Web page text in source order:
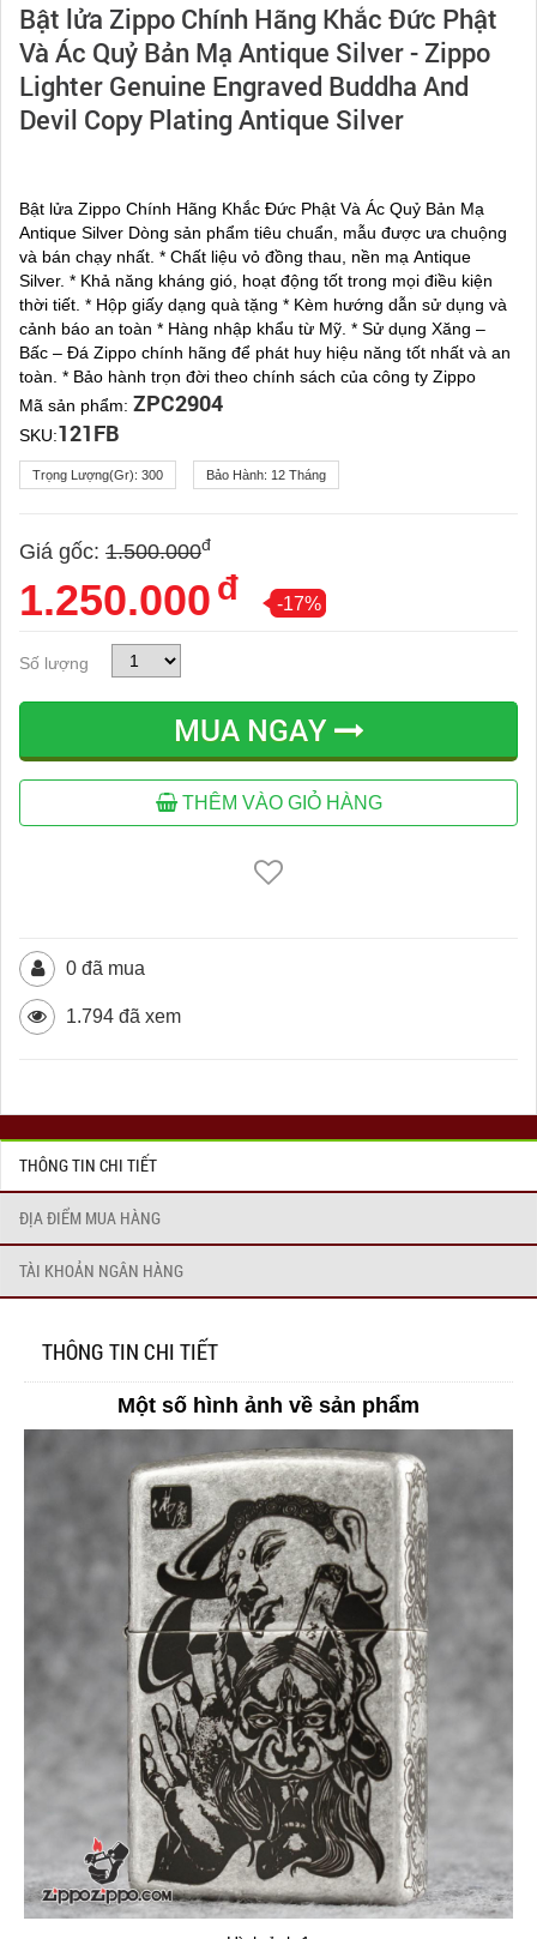
Bật lửa Zippo Chính Hãng Khắc Đức Phật
Và Ác Quỷ Bản Mạ Antique Silver - Zippo
Lighter Genuine Engraved Buddha And
Devil Copy Plating Antique Silver
Bật lửa Zippo Chính Hãng Khắc Đức Phật Và Ác Quỷ Bản Mạ
Antique Silver Dòng sản phẩm tiêu chuẩn, mẫu được ưa chuộng
và bán chạy nhất. * Chất liệu vỏ đồng thau, nền mạ Antique
Silver. * Khả năng kháng gió, hoạt động tốt trong mọi điều kiện
thời tiết. * Hộp giấy dạng quà tặng * Kèm hướng dẫn sử dụng và
cảnh báo an toàn * Hàng nhập khẩu từ Mỹ. * Sử dụng Xăng –
Bấc – Đá Zippo chính hãng để phát huy hiệu năng tốt nhất và an
toàn. * Bảo hành trọn đời theo chính sách của công ty Zippo
Mã sản phẩm: ZPC2904
SKU:121FB
Trọng Lượng(gr): 300 Bảo Hành: 12 Tháng
Giá gốc: 1.500.000đ
1.250.000 đ -17%
Số lượng
MUA NGAY
THÊM VÀO GIỎ HÀNG
0 đã mua
1.794 đã xem
THÔNG TIN CHI TIẾT
ĐỊA ĐIỂM MUA HÀNG
TÀI KHOẢN NGÂN HÀNG
THÔNG TIN CHI TIẾT
Một số hình ảnh về sản phẩm